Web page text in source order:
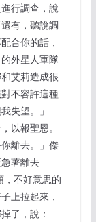
行調查，說
有，聽說調
合你的話，
外星人軍隊
艾莉造成很
不容許這種
失望。」
以報聖恩。
離去。」傑
著離去
不好意思的
上拉起來，
了，說：